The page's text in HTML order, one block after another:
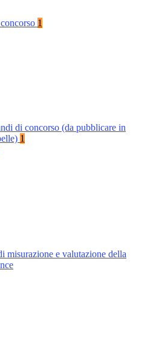
1
di concorso (da pubblicare in
1
misurazione e valutazione della